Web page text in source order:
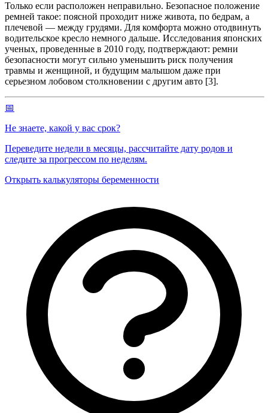
Только если расположен неправильно. Безопасное положение
ремней такое: поясной проходит ниже живота, по бедрам, а
плечевой — между грудями. Для комфорта можно отодвинуть
водительское кресло немного дальше. Исследования японских
ученых, проведенные в 2010 году, подтверждают: ремни
безопасности могут сильно уменьшить риск получения
травмы и женщиной, и будущим малышом даже при
серьезном лобовом столкновении с другим авто [3].
📅
Не знаете, какой у вас срок?
Переведите недели в месяцы, рассчитайте дату родов и
следите за прогрессом по неделям.
Открыть калькуляторы беременности